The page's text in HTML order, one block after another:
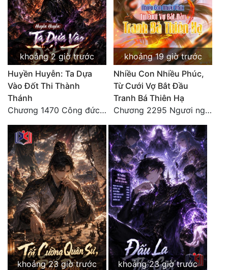
khoảng 2 giờ trước
Huyền Huyễn: Ta Dựa
Vào Đốt Thi Thành
Thánh
Chương 1470 Công đức phi thăng
khoảng 19 giờ trước
Nhiều Con Nhiều Phúc,
Từ Cưới Vợ Bắt Đầu
Tranh Bá Thiên Hạ
Chương 2295 Ngươi nghĩ chuyện Đại Viêm tiên triều làm có thể giấu được thiên hạ sao?
khoảng 23 giờ trước
khoảng 23 giờ trước